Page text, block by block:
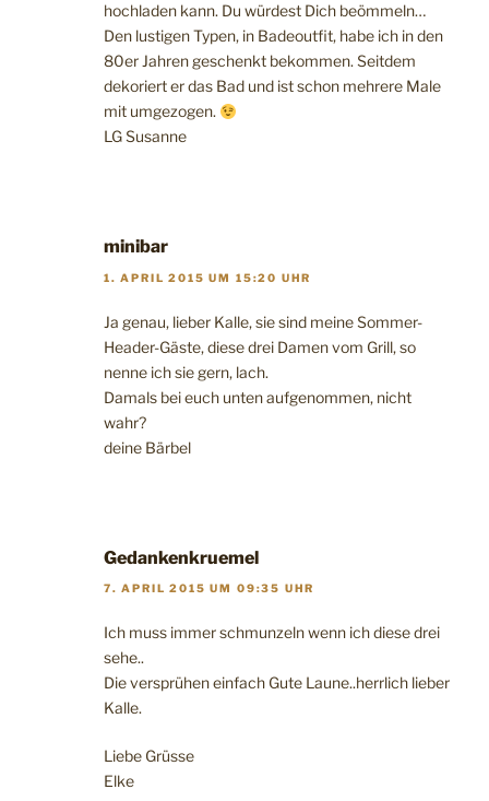
hochladen kann. Du würdest Dich beömmeln…
Den lustigen Typen, in Badeoutfit, habe ich in den
80er Jahren geschenkt bekommen. Seitdem
dekoriert er das Bad und ist schon mehrere Male
mit umgezogen.
LG Susanne
minibar
1. APRIL 2015 UM 15:20 UHR
Ja genau, lieber Kalle, sie sind meine Sommer-
Header-Gäste, diese drei Damen vom Grill, so
nenne ich sie gern, lach.
Damals bei euch unten aufgenommen, nicht
wahr?
deine Bärbel
Gedankenkruemel
7. APRIL 2015 UM 09:35 UHR
Ich muss immer schmunzeln wenn ich diese drei
sehe..
Die versprühen einfach Gute Laune..herrlich lieber
Kalle.
Liebe Grüsse
Elke